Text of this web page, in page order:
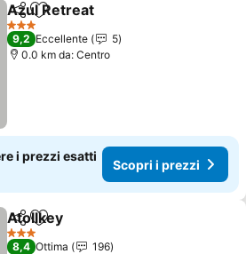
CondividiAggiungi ai preferiti
Azul Retreat
3 Stelle
9,2 Eccellente
5
0.0 km da: Centro
i prezzi esatti
Scopri i prezzi
CondividiAggiungi ai preferiti
Atollkey
3 Stelle
8,4 Ottima
196